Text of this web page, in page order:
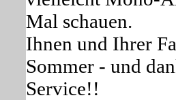
Mal schauen.
Ihnen und Ihrer
Sommer - und
Service!!